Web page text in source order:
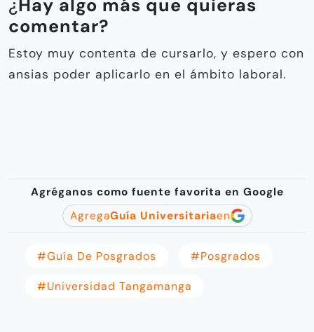
¿Hay algo más que quieras
comentar?
Estoy muy contenta de cursarlo, y espero con
ansias poder aplicarlo en el ámbito laboral.
Agréganos como fuente favorita en Google
AgregaGuía Universitariaen
#Guía De Posgrados #Posgrados
#universidad Tangamanga